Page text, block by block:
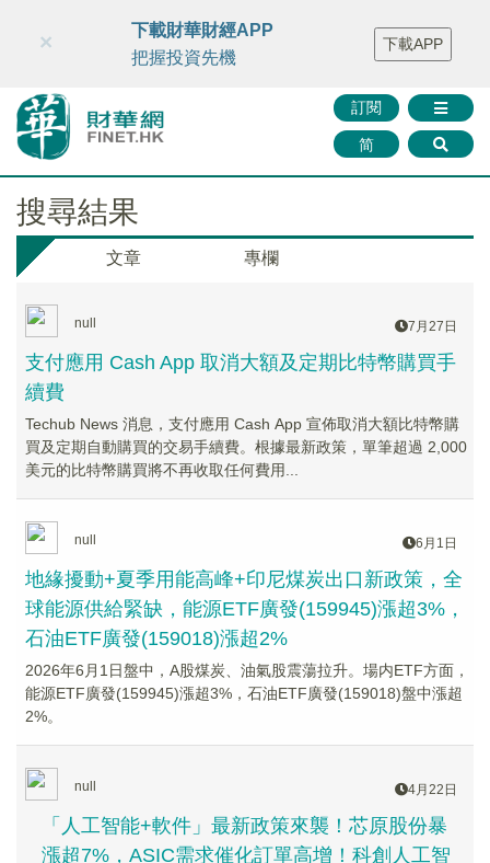
財華智庫網 FINTV FINMETA 財華證券 媒體矩陣
智庫沙龍
聯絡我們
訂閱
简
×
下載財華財經APP
把握投資先機
下載APP
搜尋結果
文章 專欄
null 7月27日
支付應用 Cash App 取消大額及定期比特幣購買手
續費
Techub News 消息，支付應用 Cash App 宣佈取消大額比特幣購
買及定期自動購買的交易手續費。根據最新政策，單筆超過 2,000
美元的比特幣購買將不再收取任何費用...
null 6月1日
地緣擾動+夏季用能高峰+印尼煤炭出口新政策，全
球能源供給緊缺，能源ETF廣發(159945)漲超3%，
石油ETF廣發(159018)漲超2%
2026年6月1日盤中，A股煤炭、油氣股震蕩拉升。場内ETF方面，
能源ETF廣發(159945)漲超3%，石油ETF廣發(159018)盤中漲超
2%。
null 4月22日
「人工智能+軟件」最新政策來襲！芯原股份暴
漲超7%，ASIC需求催化訂單高增！科創人工智